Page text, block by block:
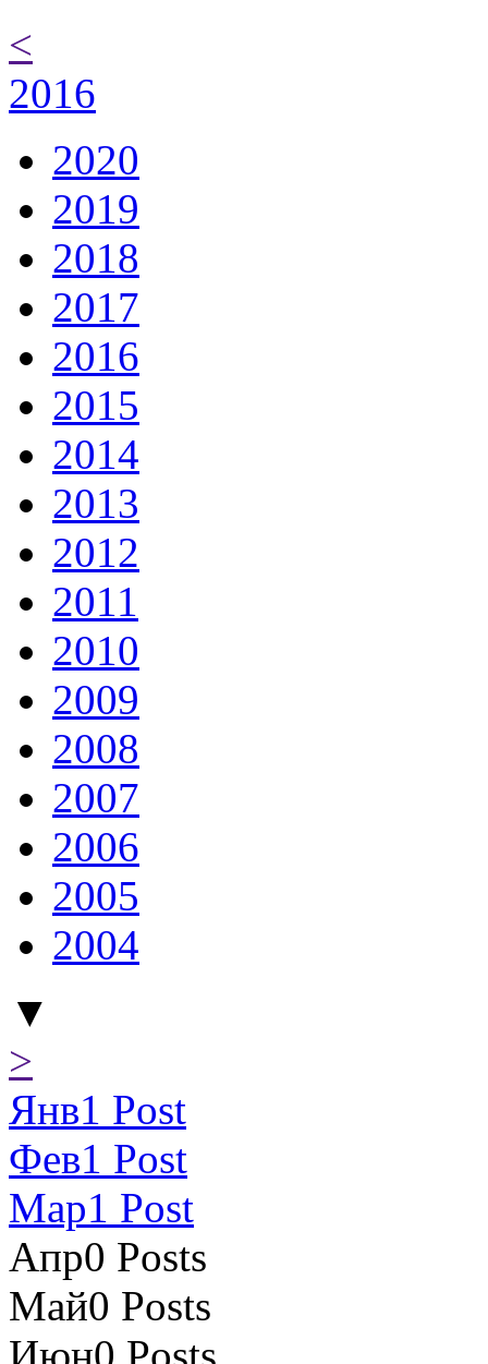
<
2016
2020
2019
2018
2017
2016
2015
2014
2013
2012
2011
2010
2009
2008
2007
2006
2005
2004
▼
>
Янв1 Post
Фев1 Post
Мар1 Post
Апр0 Posts
Май0 Posts